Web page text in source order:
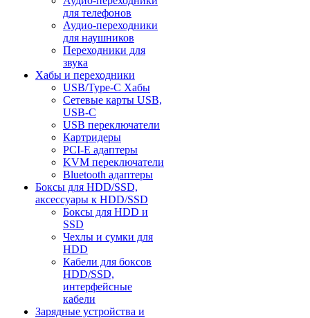
для телефонов
Аудио-переходники
для наушников
Переходники для
звука
Хабы и переходники
USB/Type-C Хабы
Сетевые карты USB,
USB-C
USB переключатели
Картридеры
PCI-E адаптеры
KVM переключатели
Bluetooth адаптеры
Боксы для HDD/SSD,
аксессуары к HDD/SSD
Боксы для HDD и
SSD
Чехлы и сумки для
HDD
Кабели для боксов
HDD/SSD,
интерфейсные
кабели
Зарядные устройства и